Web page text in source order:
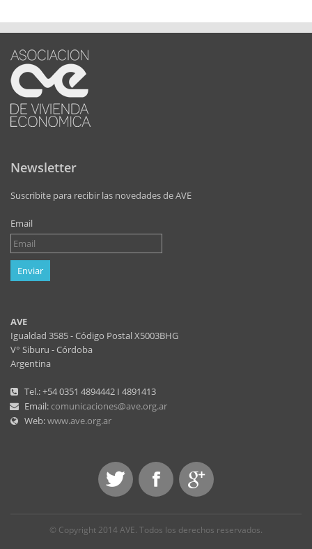
Newsletter
Suscribite para recibir las novedades de AVE
Email
Enviar
AVE
Igualdad 3585 - Código Postal X5003BHG
V° Siburu - Córdoba
Argentina
Tel.: +54 0351 4894442 I 4891413
Email: comunicaciones@ave.org.ar
Web:www.ave.org.ar
© Copyright 2014 AVE. Todos los derechos reservados.